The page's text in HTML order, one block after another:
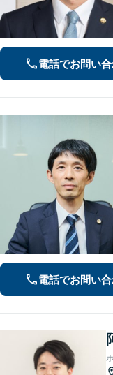
電話でお問い
電話でお問い